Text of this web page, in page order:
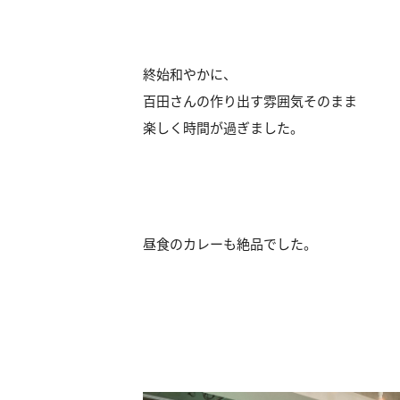
終始和やかに、
百田さんの作り出す雰囲気そのまま
楽しく時間が過ぎました。
昼食のカレーも絶品でした。